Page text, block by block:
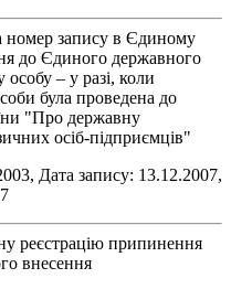
номер запису в Єдиному
до Єдиного державного
– у разі, коли
була проведена до
"Про державну
осіб-підприємців"
Дата запису: 13.12.2007,
реєстрацію припинення
внесення